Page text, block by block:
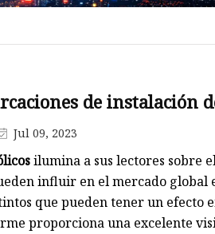
de instalación
Jul 09, 2023
ilumina a sus lectores sobre
influir en el mercado
que pueden tener un efecto
proporciona una excelente